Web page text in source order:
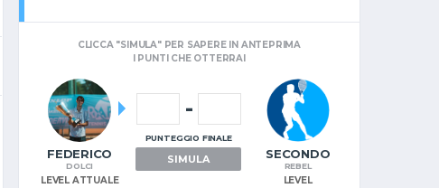
CLICCA "SIMULA" PER SAPERE IN ANTEPRIMA
I PUNTI CHE OTTERRAI
FEDERICO
DOLCI
LEVEL ATTUALE
-
PUNTEGGIO FINALE
SIMULA SECONDO
REBEL
LEVEL